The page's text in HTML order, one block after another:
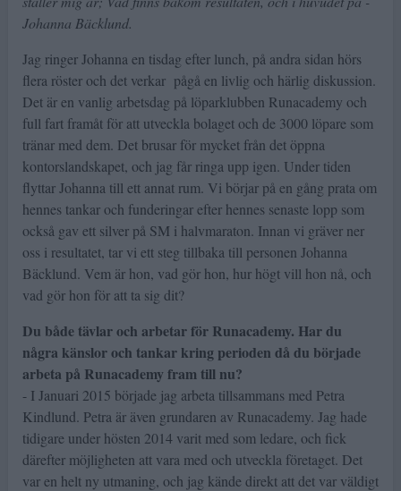
Johanna Bäcklund.
Jag ringer Johanna en tisdag efter lunch, på andra sidan hörs
flera röster och det verkar pågå en livlig och härlig diskussion.
Det är en vanlig arbetsdag på löparklubben Runacademy och
full fart framåt för att utveckla bolaget och de 3000 löpare som
tränar med dem. Det brusar för mycket från det öppna
kontorslandskapet, och jag får ringa upp igen. Under tiden
flyttar Johanna till ett annat rum. Vi börjar på en gång prata om
hennes tankar och funderingar efter hennes senaste lopp som
också gav ett silver på SM i halvmaraton. Innan vi gräver ner
oss i resultatet, tar vi ett steg tillbaka till personen Johanna
Bäcklund. Vem är hon, vad gör hon, hur högt vill hon nå, och
vad gör hon för att ta sig dit?
Du både tävlar och arbetar för Runacademy. Har du
några känslor och tankar kring perioden då du började
arbeta på Runacademy fram till nu?
- I Januari 2015 började jag arbeta tillsammans med Petra
Kindlund. Petra är även grundaren av Runacademy. Jag hade
tidigare under hösten 2014 varit med som ledare, och fick
därefter möjligheten att vara med och utveckla företaget. Det
var en helt ny utmaning, och jag kände direkt att det var väldigt